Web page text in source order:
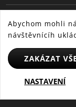
CS
Abychom mohli
návštěvnícíh
ZAKÁZAT
NASTAVENÍ